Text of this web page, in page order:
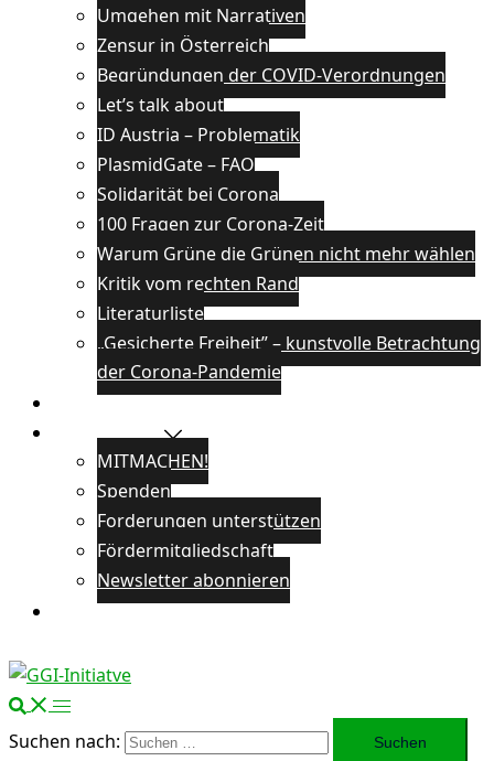
Umgehen mit Narrativen
Zensur in Österreich
Begründungen der COVID-Verordnungen
Let’s talk about
ID Austria – Problematik
PlasmidGate – FAQ
Solidarität bei Corona
100 Fragen zur Corona-Zeit
Warum Grüne die Grünen nicht mehr wählen
Kritik vom rechten Rand
Literaturliste
„Gesicherte Freiheit” – kunstvolle Betrachtung
der Corona-Pandemie
Veranstaltungen
Unterstützen
MITMACHEN!
Spenden
Forderungen unterstützen
Fördermitgliedschaft
Newsletter abonnieren
Öffentlichkeitsarbeit
Suchen nach: